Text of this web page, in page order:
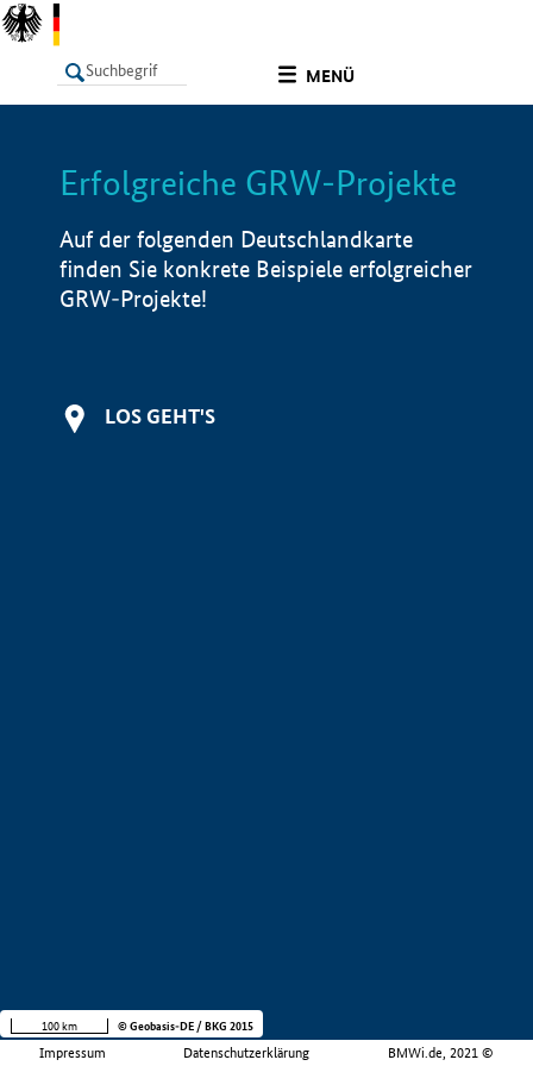
MENÜ
LISTE Info
Erfolgreiche GRW-Projekte
Auf der folgenden Deutschlandkarte
finden Sie konkrete Beispiele erfolgreicher
GRW-Projekte!
LOS GEHT'S
Impressum Datenschutzerklärung BMWi.de, 2021 ©
100 km © Geobasis-DE / BKG 2015